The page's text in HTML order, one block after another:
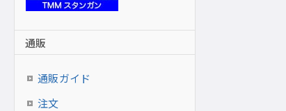
通販
通販ガイド
注文